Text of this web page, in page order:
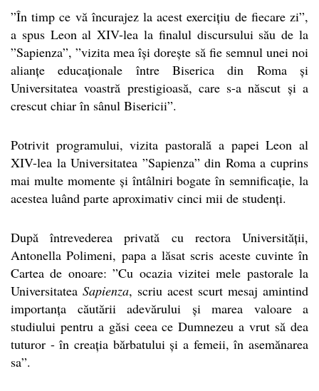
”În timp ce vă încurajez la acest exercițiu de fiecare zi”,
a spus Leon al XIV-lea la finalul discursului său de la
”Sapienza”, ”vizita mea își dorește să fie semnul unei noi
alianțe educaționale între Biserica din Roma și
Universitatea voastră prestigioasă, care s-a născut și a
crescut chiar în sânul Bisericii”.
Potrivit programului, vizita pastorală a papei Leon al
XIV-lea la Universitatea ”Sapienza” din Romaa cuprins
mai multe momente și întâlniri bogate în semnificație, la
acestea luând parte aproximativ cinci mii de studenți.
După întrevederea privată cu rectora Universității,
Antonella Polimeni, papa a lăsat scris aceste cuvinte în
Cartea de onoare: ”Cu ocazia vizitei mele pastorale la
Universitatea Sapienza, scriu acest scurt mesaj amintind
importanța căutării adevărului și marea valoare a
studiului pentru a găsi ceea ce Dumnezeu a vrut să dea
tuturor - în creația bărbatului și a femeii, în asemănarea
sa”.